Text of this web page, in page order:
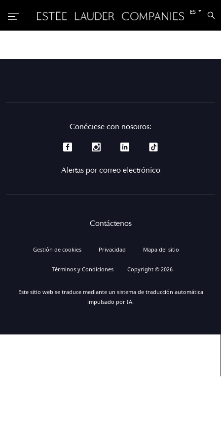
Cambiar
idioma
ES
Conéctese con nosotros:
Alertas por correo electrónico
Contáctenos
Gestión de cookies Privacidad Mapa del sitio
Términos y Condiciones Copyright © 2026
Este sitio web se traduce mediante un sistema de traducción automática
impulsado por IA.